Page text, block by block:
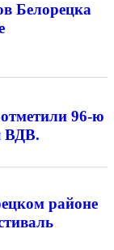
Белорецка
96-ю
ВДВ.
районе